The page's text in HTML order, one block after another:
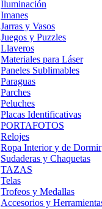
Iluminación
Imanes
Jarras y Vasos
Juegos y Puzzles
Llaveros
Materiales para Láser
Paneles Sublimables
Paraguas
Parches
Peluches
Placas Identificativas
PORTAFOTOS
Relojes
Ropa Interior y de Dormir
Sudaderas y Chaquetas
TAZAS
Telas
Trofeos y Medallas
Accesorios y